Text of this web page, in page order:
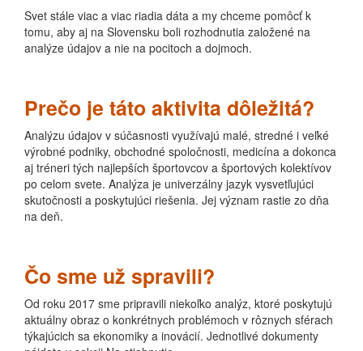
Svet stále viac a viac riadia dáta a my chceme pomôcť k
tomu, aby aj na Slovensku boli rozhodnutia založené na
analýze údajov a nie na pocitoch a dojmoch.
Prečo je táto aktivita dôležitá?
Analýzu údajov v súčasnosti využívajú malé, stredné i veľké
výrobné podniky, obchodné spoločnosti, medicína a dokonca
aj tréneri tých najlepších športovcov a športových kolektívov
po celom svete. Analýza je univerzálny jazyk vysvetľujúci
skutočnosti a poskytujúci riešenia. Jej význam rastie zo dňa
na deň.
Čo sme už spravili?
Od roku 2017 sme pripravili niekoľko analýz, ktoré poskytujú
aktuálny obraz o konkrétnych problémoch v rôznych sférach
týkajúcich sa ekonomiky a inovácií. Jednotlivé dokumenty